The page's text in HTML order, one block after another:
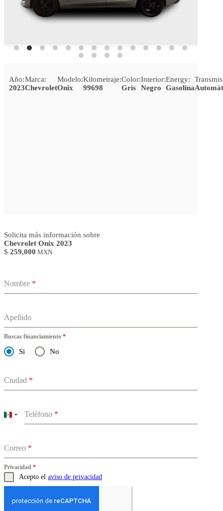
Año:
2023
Marca:
Chevrolet
Modelo:
Onix
Kilometraje:
99698
Color:
Gris
Interior:
Negro
Energy:
Gasolina
Solicita más información sobre
Chevrolet Onix 2023
$ 259,000 MXN
Nombre *
Apellido
Buscas financiamiento *
Si No
Ciudad *
Teléfono *
Mexico
Correo *
Privacidad *
Acepto el aviso de privacidad